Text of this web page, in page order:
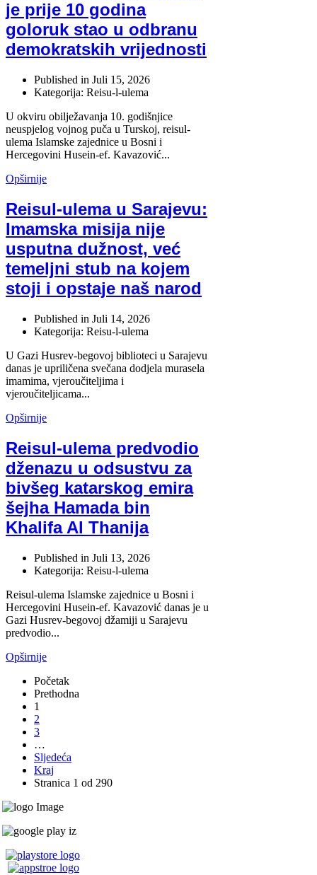
je prije 10 godina
goloruk stao u odbranu
demokratskih vrijednosti
Published in Juli 15, 2026
Kategorija: Reisu-l-ulema
U okviru obilježavanja 10. godišnjice
neuspjelog vojnog puča u Turskoj, reisul-
ulema Islamske zajednice u Bosni i
Hercegovini Husein-ef. Kavazović...
Opširnije
Reisul-ulema u Sarajevu:
Imamska misija nije
usputna dužnost, već
temeljni stub na kojem
stoji i opstaje naš narod
Published in Juli 14, 2026
Kategorija: Reisu-l-ulema
U Gazi Husrev-begovoj biblioteci u Sarajevu
danas je upriličena svečana dodjela murasela
imamima, vjeroučiteljima i
vjeroučiteljicama...
Opširnije
Reisul-ulema predvodio
dženazu u odsustvu za
bivšeg katarskog emira
šejha Hamada bin
Khalifa Al Thanija
Published in Juli 13, 2026
Kategorija: Reisu-l-ulema
Reisul-ulema Islamske zajednice u Bosni i
Hercegovini Husein-ef. Kavazović danas je u
Gazi Husrev-begovoj džamiji u Sarajevu
predvodio...
Opširnije
Početak
Prethodna
1
2
3
…
Sljedeća
Kraj
Stranica 1 od 290